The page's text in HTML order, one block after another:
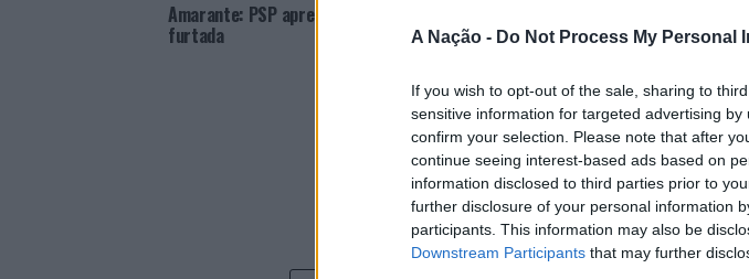
A Nação - Do Not Process My Personal
If you wish to opt-out of the sale, sharing to
sensitive information for targeted advertising
confirm your selection. Please note that after
continue seeing interest-based ads based on
information disclosed to third parties prior to
further disclosure of your personal information
participants. This information may also be
Downstream Participants that may further
Amarante: PSP apreende bicicleta
furtada arma de fogo, resistência e coação